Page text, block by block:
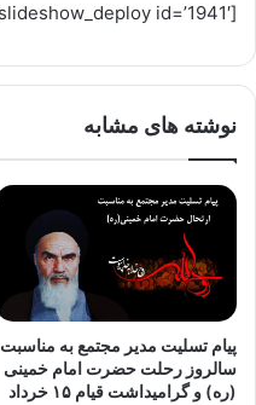
[slideshow_deploy id=’1941′]
نوشته های مشابه
پیام تسلیت مدیر مجتمع به مناسبت
سالروز رحلت حضرت امام خمینی
(ره) و گرامیداشت قیام ۱۵ خرداد